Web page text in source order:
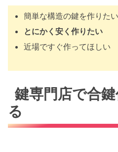
簡単な構造の鍵を作りたい
とにかく安く作りたい
近場ですぐ作ってほしい
鍵専門店で合
る